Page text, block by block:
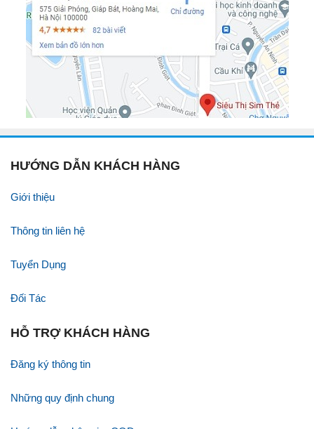
HƯỚNG DẪN KHÁCH HÀNG
Giới thiệu
Thông tin liên hệ
Tuyển Dụng
Đối Tác
HỖ TRỢ KHÁCH HÀNG
Đăng ký thông tin
Những quy định chung